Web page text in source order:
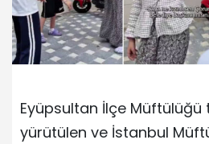
Eyüpsultan İlçe Müftülüğü
yürütülen ve İstanbul